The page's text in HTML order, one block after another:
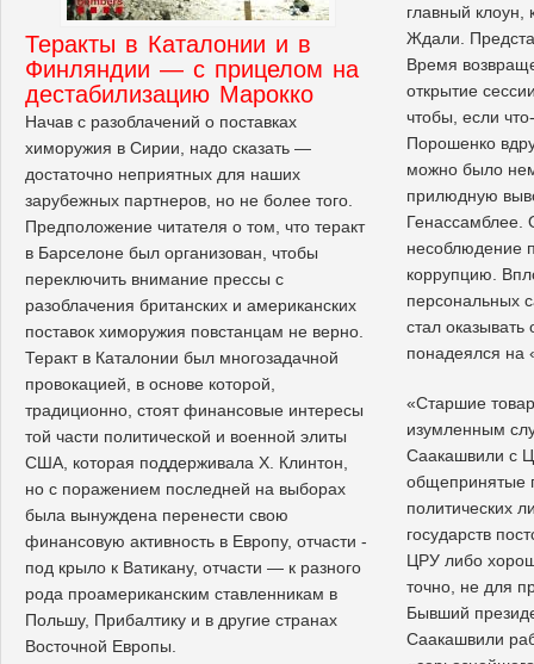
главный клоун,
Ждали.
Время
открытие
чтобы, если
Порошенко
можно было
прилюдную
Генассамблее.
несоблюдение
коррупцию.
персональных
стал оказывать
понадеялся на
«Старшие
изумленным
Саакашвили с
общепринятые
политических
государств
ЦРУ либо
точно, не для
Бывший
Саакашвили
Теракты в Каталонии и в
Финляндии — с прицелом на
дестабилизацию Марокко
Начав с разоблачений о поставках
химоружия в Сирии, надо сказать —
достаточно неприятных для наших
зарубежных партнеров, но не более того.
Предположение читателя о том, что теракт
в Барселоне был организован, чтобы
переключить внимание прессы с
разоблачения британских и американских
поставок химоружия повстанцам не верно.
Теракт в Каталонии был многозадачной
провокацией, в основе которой,
традиционно, стоят финансовые интересы
той части политической и военной элиты
США, которая поддерживала Х. Клинтон,
но с поражением последней на выборах
была вынуждена перенести свою
финансовую активность в Европу, отчасти -
под крыло к Ватикану, отчасти — к разного
рода проамериканским ставленникам в
Польшу, Прибалтику и в другие странах
Восточной Европы.